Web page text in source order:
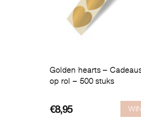
Golden hearts –
op rol – 500 stuks
€8,95